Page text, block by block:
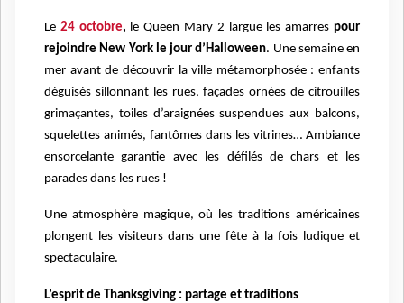
Le 24 octobre, le Queen Mary 2 largue les amarrespour
rejoindre New York le jour d’Halloween. Une semaine en
mer avant de découvrir la ville métamorphosée : enfants
déguisés sillonnant les rues, façades ornées de citrouilles
grimaçantes, toiles d’araignées suspendues aux balcons,
squelettes animés, fantômes dans les vitrines… Ambiance
ensorcelante garantie avec les défilés de chars et les
parades dans les rues !
Une atmosphère magique, où les traditions américaines
plongent les visiteurs dans une fête à la fois ludique et
spectaculaire.
L’esprit de Thanksgiving : partage et traditions